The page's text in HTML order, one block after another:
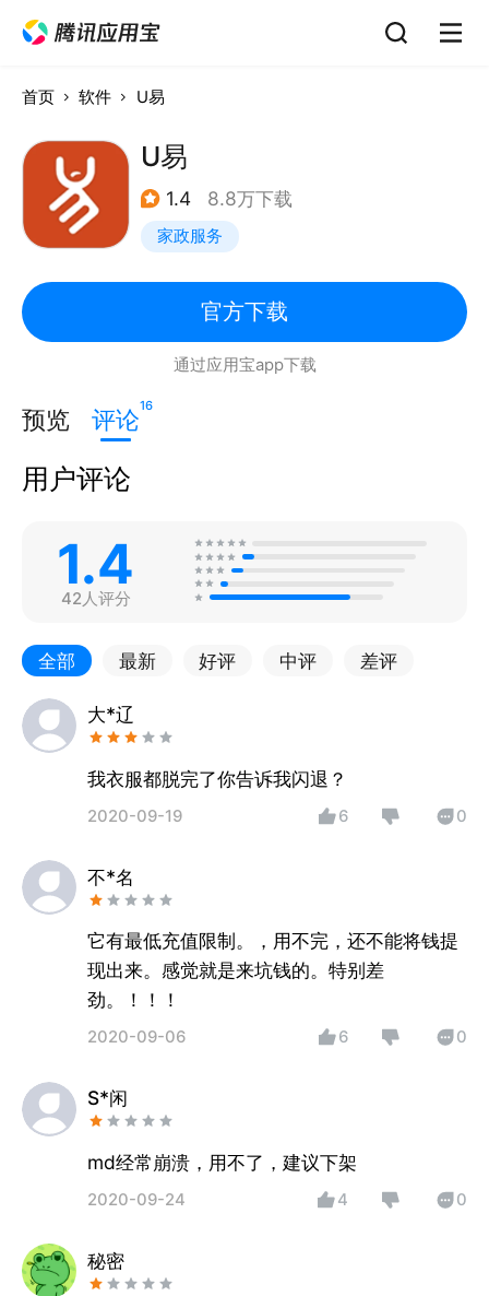
首页 软件 U易
U易
1.4 8.8万下载
家政服务
官方下载
通过应用宝app下载
预览 评论16
用户评论
1.4
42人评分
全部 最新 好评 中评 差评
大*辽
我衣服都脱完了你告诉我闪退？
2020-09-19 6 0
不*名
它有最低充值限制。，用不完，还不能将钱提
现出来。感觉就是来坑钱的。特别差
劲。！！！
2020-09-06 6 0
S*闲
md经常崩溃，用不了，建议下架
2020-09-24 4 0
秘密